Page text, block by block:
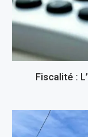
Fiscalité :